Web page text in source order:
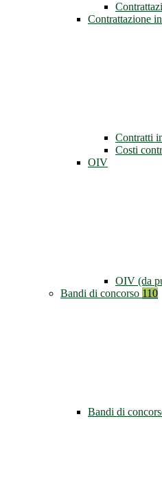
Contrattazione
Contratti
Costi
OIV
OIV (da
Bandi di concorso 110
Bandi di